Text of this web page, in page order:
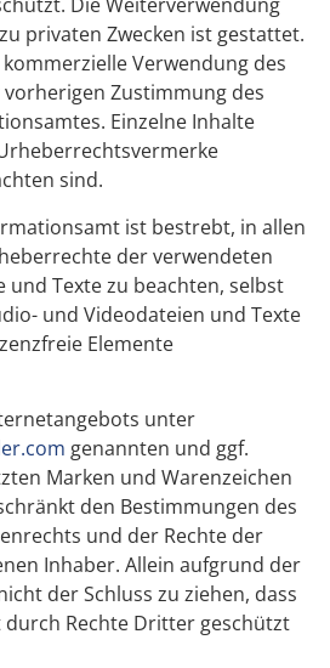
privaten Zwecken ist gestattet.
Verwendung des
Zustimmung des
Einzelne Inhalte
sind.
ist bestrebt, in allen
der verwendeten
und Texte zu beachten, selbst
und Videodateien und Texte
Elemente
unter
genannten und ggf.
Marken und Warenzeichen
den Bestimmungen des
und der Rechte der
Inhaber. Allein aufgrund der
der Schluss zu ziehen, dass
Rechte Dritter geschützt